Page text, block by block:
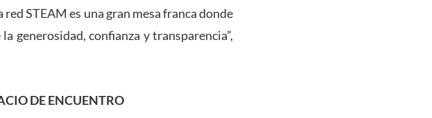
STEAM es una gran mesa franca donde
generosidad, confianza y transparencia”,
DE ENCUENTRO